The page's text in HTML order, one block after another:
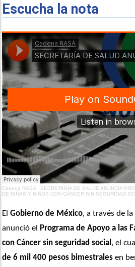
Escucha la nota
Cadena RASA · SECRETARÍA DE SALUD ANUNCIA
DE NIÑAS Y NIÑOS CON CÁNCER SIN SEGURIDAD
El Gobierno de México, a través de la
anunció el
Programa de Apoyo a las
con Cáncer sin seguridad social , el
de 6 mil 400 pesos bimestrales en